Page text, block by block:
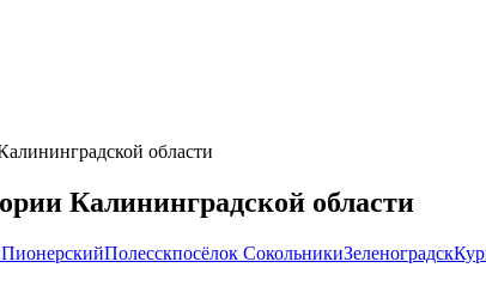
области
Калининградской области
ПионерскийПолесскпосёлок СокольникиЗеленоградск